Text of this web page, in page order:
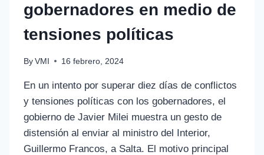
gobernadores en medio de
tensiones políticas
By VMI 16 febrero, 2024
En un intento por superar diez días de conflictos
y tensiones políticas con los gobernadores, el
gobierno de Javier Milei muestra un gesto de
distensión al enviar al ministro del Interior,
Guillermo Francos, a Salta. El motivo principal